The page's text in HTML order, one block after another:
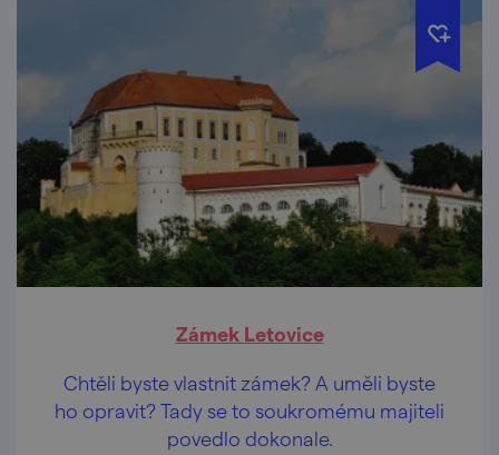
Zámek Letovice
Chtěli byste vlastnit zámek? A uměli byste
ho opravit? Tady se to soukromému majiteli
povedlo dokonale.